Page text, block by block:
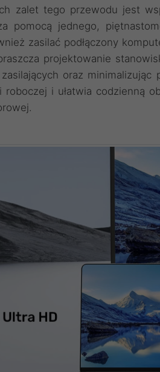
zalet tego przewodu jest
pomocą jednego,
zasilać podłączony
projektowanie
oraz
i ułatwia codzienną